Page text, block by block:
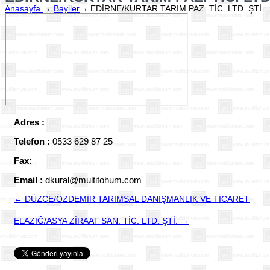
Anasayfa → Bayiler→ EDİRNE/KURTAR TARIM PAZ. TİC. LTD. ŞTİ.
Adres :
Telefon : 0533 629 87 25
Fax:
Email : dkural@multitohum.com
← DÜZCE/ÖZDEMİR TARIMSAL DANIŞMANLIK VE TİCARET
ELAZIĞ/ASYA ZİRAAT SAN. TİC. LTD. ŞTİ. →